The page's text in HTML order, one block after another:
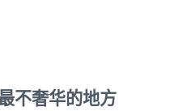
不奢华的地方